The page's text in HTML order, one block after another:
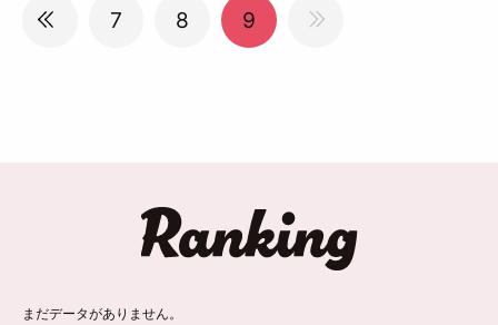
7 8 9
まだデータがありません。